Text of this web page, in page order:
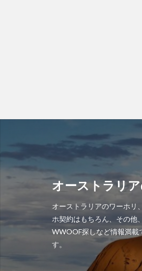
オーストラリ
オーストラリアのワーホリ
ホ契約はもちろん、その他
WWOOF探しなど情報満載
す。